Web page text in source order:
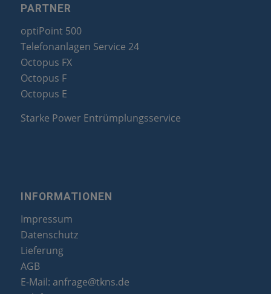
PARTNER
optiPoint 500
Telefonanlagen Service 24
Octopus FX
Octopus F
Octopus E
Starke Power Entrümplungsservice
INFORMATIONEN
Impressum
Datenschutz
Lieferung
AGB
E-Mail: anfrage@tkns.de